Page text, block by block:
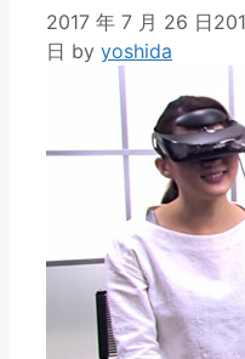
2017 年 7 月 26 日
日 by yoshida